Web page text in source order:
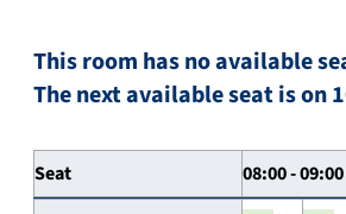
This room has no available
The next available seat is on
Seat 08:00 - 09:00